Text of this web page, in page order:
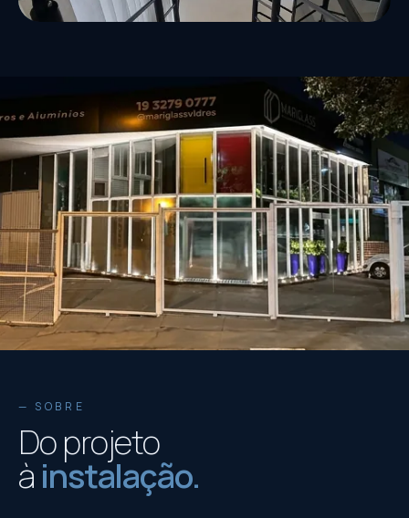
— SOBRE
Do projeto
à instalação.